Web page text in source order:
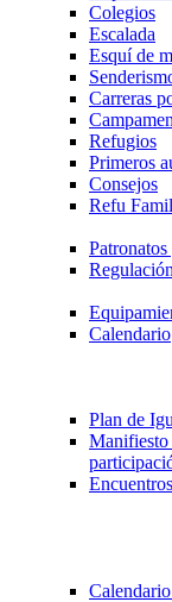
Colegios
Escalada
Esquí de
Carreras
Refugios
Primeros
Consejos
Refu
Calendario
Plan de